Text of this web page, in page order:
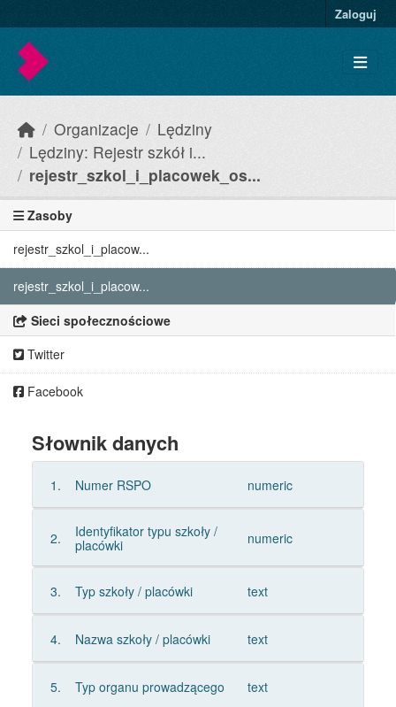
Zaloguj
Organizacje
Lędziny
Lędziny: Rejestr szkół i...
rejestr_szkol_i_placowek_os...
Zasoby
rejestr_szkol_i_placow...
rejestr_szkol_i_placow...
Sieci społecznościowe
Twitter
Facebook
Słownik danych
1. Numer RSPO numeric
2.
Identyfikator typu szkoły /
placówki
numeric
3. Typ szkoły / placówki text
4. Nazwa szkoły / placówki text
5. Typ organu prowadzącego text